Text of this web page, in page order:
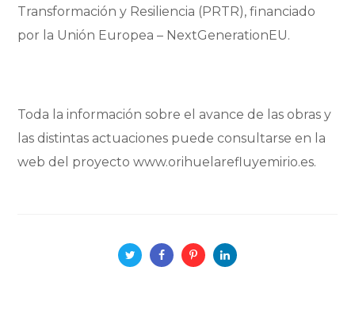
Transformación y Resiliencia (PRTR), financiado
por la Unión Europea – NextGenerationEU.
Toda la información sobre el avance de las obras y
las distintas actuaciones puede consultarse en la
web del proyecto www.orihuelarefluyemirio.es.